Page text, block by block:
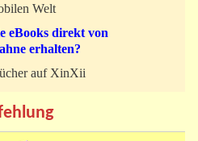
Welt
eBooks direkt von
erhalten?